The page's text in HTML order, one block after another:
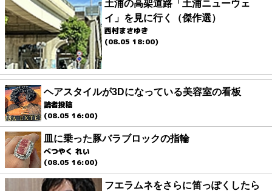
土浦の高架道路「土浦ニューウェ
イ」を見に行く（傑作選）
西村まさゆき
(08.05 18:00)
ヘアスタイルが3Dになっている美容室の看板
読者投稿
(08.05 16:00)
皿に乗った豚バラブロックの指輪
べつやく れい
(08.05 16:00)
フエラムネをさらに笛っぽくしたら